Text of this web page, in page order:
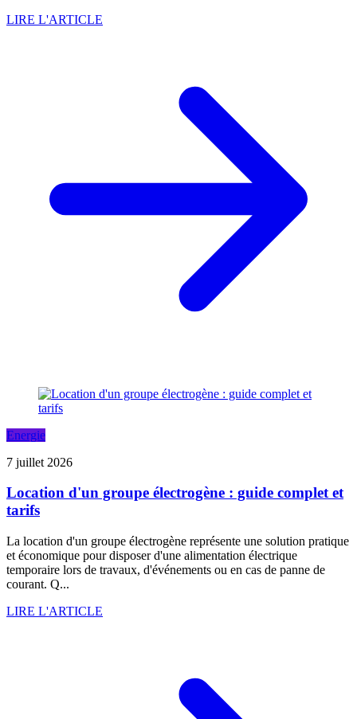
LIRE L'ARTICLE
Energie
7 juillet 2026
Location d'un groupe électrogène : guide complet et
tarifs
La location d'un groupe électrogène représente une solution pratique
et économique pour disposer d'une alimentation électrique
temporaire lors de travaux, d'événements ou en cas de panne de
courant. Q...
LIRE L'ARTICLE